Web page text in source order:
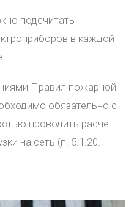
подсчитать
в каждой
Правил пожарной
обязательно с
проводить расчет
на сеть (п. 5.1.20.